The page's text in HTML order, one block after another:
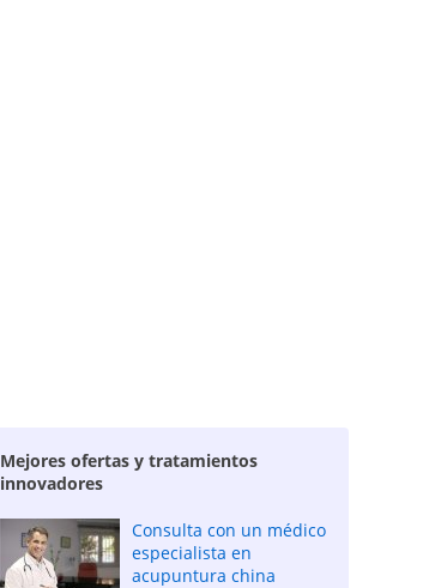
Mejores ofertas y tratamientos
innovadores
Consulta con un médico
especialista en
acupuntura china